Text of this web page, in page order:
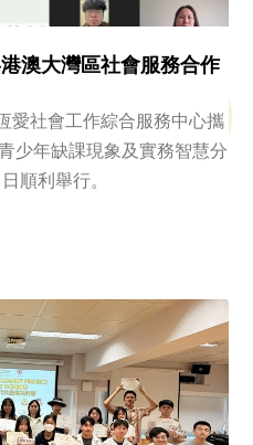
澳大灣區社會服務合作
愛社會工作綜合服務中心攜
少年缺課現象及實務智慧分
順利舉行。